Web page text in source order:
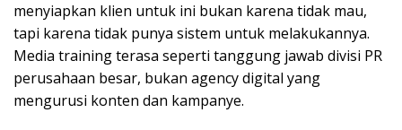
menyiapkan klien untuk ini bukan karena tidak mau,
tapi karena tidak punya sistem untuk melakukannya.
Media training terasa seperti tanggung jawab divisi PR
perusahaan besar, bukan agency digital yang
mengurusi konten dan kampanye.